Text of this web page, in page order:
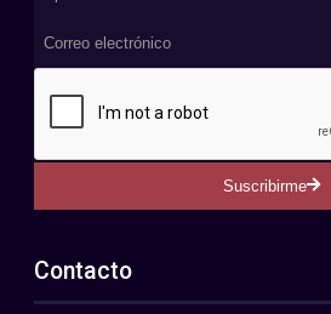
Suscribirme
Contacto